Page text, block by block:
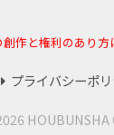
創作と権利のあり
プライバシーポ
HOUBUNSHA